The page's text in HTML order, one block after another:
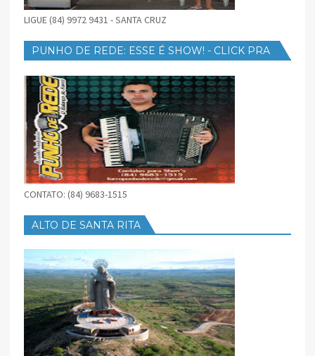
LIGUE (84) 9972 9431 - SANTA CRUZ
PUNHO DE REDE: ESSE É SHOW! - CLICK PRA
CONTATO: (84) 9683-1515
ALTO DE SANTA RITA